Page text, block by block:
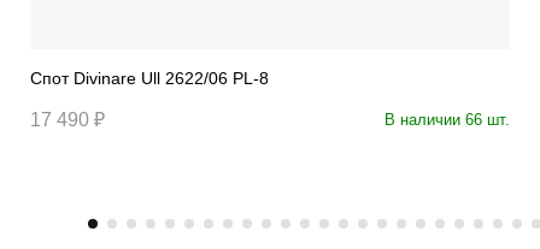
Спот Divinare Ull 2622/06 PL-8
17 490 ₽ В наличии 66 шт.